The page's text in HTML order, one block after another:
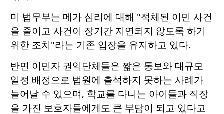
미 법무부는 메가 심리에 대해 "적체된 이민 사건
을 줄이고 사건이 장기간 지연되지 않도록 하기
위한 조치"라는 기존 입장을 유지하고 있다.
반면 이민자 권익단체들은 짧은 통보와 대규모
일정 배정으로 법원에 출석하지 못하는 사례가
늘어날 수 있으며, 학교를 다니는 아이들과 직장
을 가진 보호자들에게도 큰 부담이 되고 있다고